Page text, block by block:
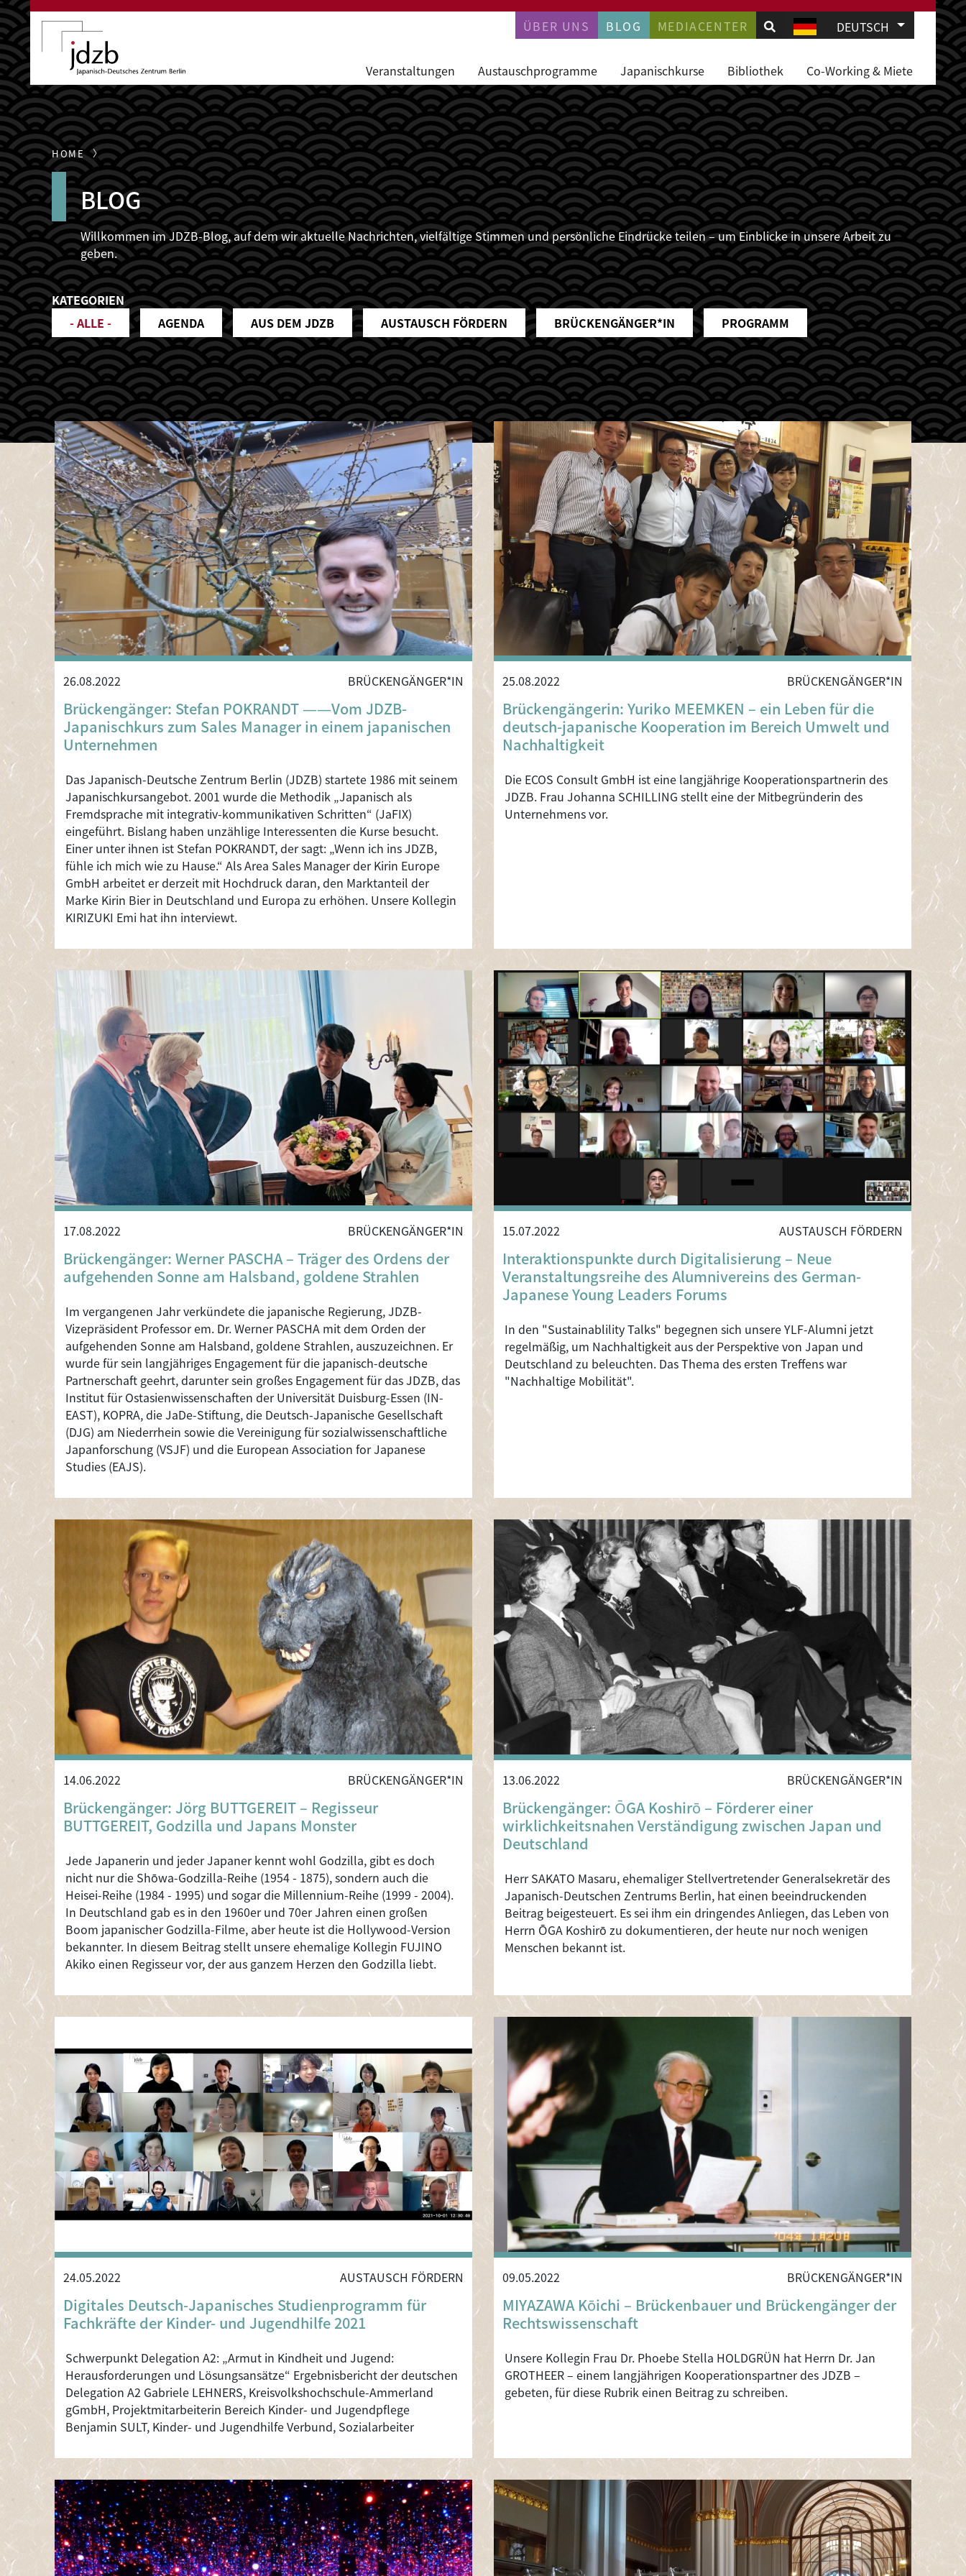
Direkt zum Inhalt
PERMANENTNAVIGATION
ÜBER UNS BLOG MEDIACENTER DEUTSCH Weitere
Veranstaltungen Austauschprogramme Japanischkurse Bibliothek Co-Working & Miete
HOME
BLOG
Willkommen im JDZB-Blog, auf dem wir aktuelle Nachrichten, vielfältige Stimmen und persönliche Eindrücke teilen – um Einblicke in unsere Arbeit zu
geben.
KATEGORIEN
- ALLE -
AGENDA AUS DEM JDZB AUSTAUSCH FÖRDERN BRÜCKENGÄNGER*IN PROGRAMM
26.08.2022 BRÜCKENGÄNGER*IN
Brückengänger: Stefan POKRANDT ――Vom JDZB-
Japanischkurs zum Sales Manager in einem japanischen
Unternehmen
Das Japanisch-Deutsche Zentrum Berlin (JDZB) startete 1986 mit seinem
Japanischkursangebot. 2001 wurde die Methodik „Japanisch als
Fremdsprache mit integrativ-kommunikativen Schritten“ (JaFIX)
eingeführt. Bislang haben unzählige Interessenten die Kurse besucht.
Einer unter ihnen ist Stefan POKRANDT, der sagt: „Wenn ich ins JDZB,
fühle ich mich wie zu Hause.“ Als Area Sales Manager der Kirin Europe
GmbH arbeitet er derzeit mit Hochdruck daran, den Marktanteil der
Marke Kirin Bier in Deutschland und Europa zu erhöhen. Unsere Kollegin
KIRIZUKI Emi hat ihn interviewt.
25.08.2022 BRÜCKENGÄNGER*IN
Brückengängerin: Yuriko MEEMKEN – ein Leben für die
deutsch-japanische Kooperation im Bereich Umwelt und
Nachhaltigkeit
Die ECOS Consult GmbH ist eine langjährige Kooperationspartnerin des
JDZB. Frau Johanna SCHILLING stellt eine der Mitbegründerin des
Unternehmens vor.
17.08.2022 BRÜCKENGÄNGER*IN
Brückengänger: Werner PASCHA – Träger des Ordens der
aufgehenden Sonne am Halsband, goldene Strahlen
Im vergangenen Jahr verkündete die japanische Regierung, JDZB-
Vizepräsident Professor em. Dr. Werner PASCHA mit dem Orden der
aufgehenden Sonne am Halsband, goldene Strahlen, auszuzeichnen. Er
wurde für sein langjähriges Engagement für die japanisch-deutsche
Partnerschaft geehrt, darunter sein großes Engagement für das JDZB, das
Institut für Ostasienwissenschaften der Universität Duisburg-Essen (IN-
EAST), KOPRA, die JaDe-Stiftung, die Deutsch-Japanische Gesellschaft
(DJG) am Niederrhein sowie die Vereinigung für sozialwissenschaftliche
Japanforschung (VSJF) und die European Association for Japanese
Studies (EAJS).
15.07.2022 AUSTAUSCH FÖRDERN
Interaktionspunkte durch Digitalisierung – Neue
Veranstaltungsreihe des Alumnivereins des German-
Japanese Young Leaders Forums
In den "Sustainablility Talks" begegnen sich unsere YLF-Alumni jetzt
regelmäßig, um Nachhaltigkeit aus der Perspektive von Japan und
Deutschland zu beleuchten. Das Thema des ersten Treffens war
"Nachhaltige Mobilität".
14.06.2022 BRÜCKENGÄNGER*IN
Brückengänger: Jörg BUTTGEREIT – Regisseur
BUTTGEREIT, Godzilla und Japans Monster
Jede Japanerin und jeder Japaner kennt wohl Godzilla, gibt es doch
nicht nur die Shōwa-Godzilla-Reihe (1954 - 1875), sondern auch die
Heisei-Reihe (1984 - 1995) und sogar die Millennium-Reihe (1999 - 2004).
In Deutschland gab es in den 1960er und 70er Jahren einen großen
Boom japanischer Godzilla-Filme, aber heute ist die Hollywood-Version
bekannter. In diesem Beitrag stellt unsere ehemalige Kollegin FUJINO
Akiko einen Regisseur vor, der aus ganzem Herzen den Godzilla liebt.
13.06.2022 BRÜCKENGÄNGER*IN
Brückengänger: ŌGA Koshirō – Förderer einer
wirklichkeitsnahen Verständigung zwischen Japan und
Deutschland
Herr SAKATO Masaru, ehemaliger Stellvertretender Generalsekretär des
Japanisch-Deutschen Zentrums Berlin, hat einen beeindruckenden
Beitrag beigesteuert. Es sei ihm ein dringendes Anliegen, das Leben von
Herrn ŌGA Koshirō zu dokumentieren, der heute nur noch wenigen
Menschen bekannt ist.
24.05.2022 AUSTAUSCH FÖRDERN
Digitales Deutsch-Japanisches Studienprogramm für
Fachkräfte der Kinder- und Jugendhilfe 2021
Schwerpunkt Delegation A2: „Armut in Kindheit und Jugend:
Herausforderungen und Lösungsansätze“ Ergebnisbericht der deutschen
Delegation A2 Gabriele LEHNERS, Kreisvolkshochschule-Ammerland
gGmbH, Projektmitarbeiterin Bereich Kinder- und Jugendpflege
Benjamin SULT, Kinder- und Jugendhilfe Verbund, Sozialarbeiter
09.05.2022 BRÜCKENGÄNGER*IN
MIYAZAWA Kōichi – Brückenbauer und Brückengänger der
Rechtswissenschaft
Unsere Kollegin Frau Dr. Phoebe Stella HOLDGRÜN hat Herrn Dr. Jan
GROTHEER – einem langjährigen Kooperationspartner des JDZB –
gebeten, für diese Rubrik einen Beitrag zu schreiben.